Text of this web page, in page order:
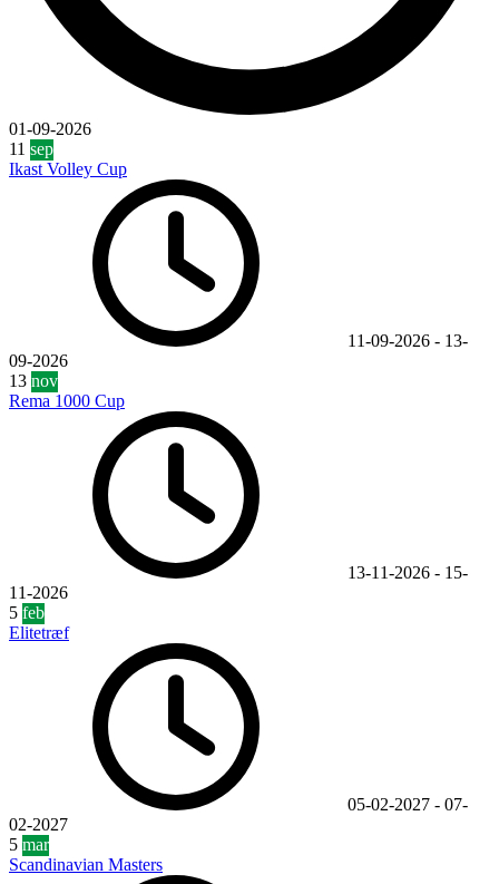
01-09-2026
11 sep
Ikast Volley Cup
11-09-2026 - 13-
09-2026
13 nov
Rema 1000 Cup
13-11-2026 - 15-
11-2026
5 feb
Elitetræf
05-02-2027 - 07-
02-2027
5 mar
Scandinavian Masters